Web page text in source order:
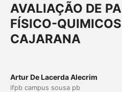
AVALIAÇÃO DE
FÍSICO-
CAJARANA
Artur De Lacerda Alecrim
ifpb campus sousa pb